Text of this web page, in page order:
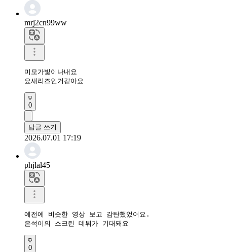
mrj2cn99ww
미모가빛이나내요
요새리즈인거같아요
0
답글 쓰기
2026.07.01 17:19
phjlal45
예전에 비슷한 영상 보고 감탄했었어요.
은석이의 스크린 데뷔가 기대돼요
0